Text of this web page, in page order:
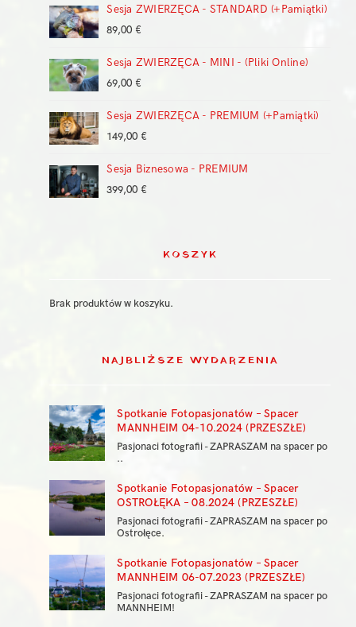
od
399,00 €
Sesja ZWIERZĘCA - STANDARD (+Pamiątki)
89,00 €
Sesja ZWIERZĘCA - MINI - (Pliki Online)
69,00 €
Sesja ZWIERZĘCA - PREMIUM (+Pamiątki)
149,00 €
Sesja Biznesowa - PREMIUM
399,00 €
KOSZYK
Brak produktów w koszyku.
NAJBLIŻSZE WYDARZENIA
Spotkanie Fotopasjonatów – Spacer
MANNHEIM 04-10.2024 (PRZESZŁE)
Pasjonaci fotografii - ZAPRASZAM na spacer po
..
Spotkanie Fotopasjonatów – Spacer
OSTROŁĘKA – 08.2024 (PRZESZŁE)
Pasjonaci fotografii - ZAPRASZAM na spacer po
Ostrołęce.
Spotkanie Fotopasjonatów – Spacer
MANNHEIM 06-07.2023 (PRZESZŁE)
Pasjonaci fotografii - ZAPRASZAM na spacer po
MANNHEIM!